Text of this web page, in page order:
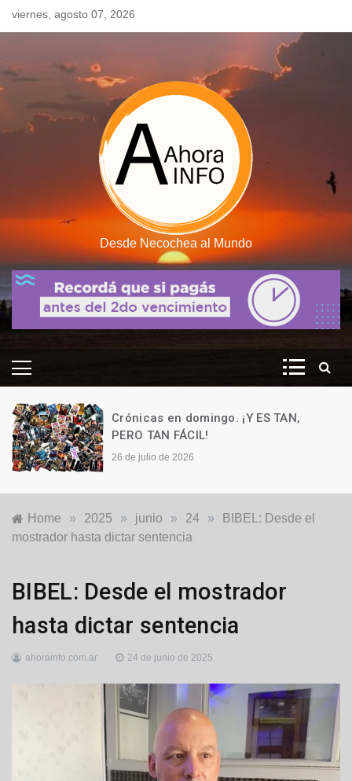
Skipviernes, agosto 07, 2026
Desde Necochea al Mundo
Crónicas en domingo. ¡Y ES TAN,
PERO TAN FÁCIL!
26 de julio de 2026
Home » 2025 » junio » 24 »
BIBEL: Desde el
mostrador hasta dictar sentencia
Justicia ,
Locales
BIBEL: Desde el mostrador
hasta dictar sentencia
ahorainfo.com.ar 24 de junio de 2025